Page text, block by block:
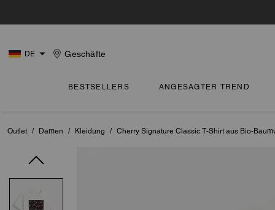
DE Geschäfte
BESTSELLERS ANGESAGTER TREND
Outlet / Damen / Kleidung / Cherry Signature Classic T-Shirt aus Bio-